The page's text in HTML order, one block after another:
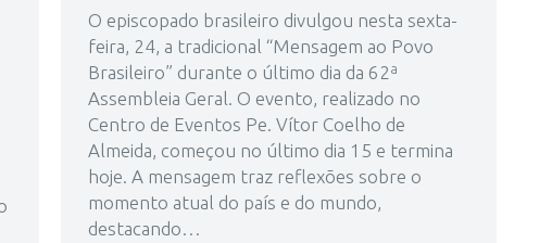
O episcopado brasileiro divulgou nesta sexta-
feira, 24, a tradicional “Mensagem ao Povo
Brasileiro” durante o último dia da 62ª
Assembleia Geral. O evento, realizado no
Centro de Eventos Pe. Vítor Coelho de
Almeida, começou no último dia 15 e termina
hoje. A mensagem traz reflexões sobre o
momento atual do país e do mundo,
destacando…